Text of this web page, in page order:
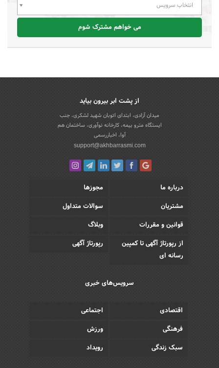
انتخاب سرویس
می خواهم مشترک شوم
از پشت ابر بیرون بیاید
میدان آزادی، ابتدای اتوبان شهید لشکری، جنب
ایستگاه مترو بیمه، کارخانه نوآوری، ساختمان هم
آوا، اخباررسمی
support@akhbarrasmi.com
درباره ما
مجوزها
مشتریان
سوالات متداول
قوانین و مقررات
وبلاگ
از رپورتاژ آگهی تا کمپین
رسانه ای
رپورتاژ آگهی
سرویس‌های خبری
اقتصادی
اجتماعی
فرهنگی
ورزش
سبک زندگی
رویداد